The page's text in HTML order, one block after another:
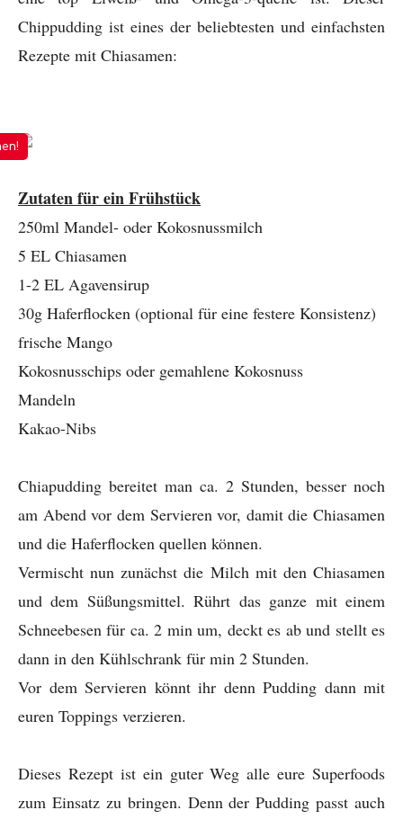
Chippudding ist eines der beliebtesten und einfachsten
Rezepte mit Chiasamen:
Zutaten für ein Frühstück
250ml Mandel- oder Kokosnussmilch
5 EL Chiasamen
1-2 EL Agavensirup
30g Haferflocken (optional für eine festere Konsistenz)
frische Mango
Kokosnusschips oder gemahlene Kokosnuss
Mandeln
Kakao-Nibs
Chiapudding bereitet man ca. 2 Stunden, besser noch
am Abend vor dem Servieren vor, damit die Chiasamen
und die Haferflocken quellen können.
Vermischt nun zunächst die Milch mit den Chiasamen
und dem Süßungsmittel. Rührt das ganze mit einem
Schneebesen für ca. 2 min um, deckt es ab und stellt es
dann in den Kühlschrank für min 2 Stunden.
Vor dem Servieren könnt ihr denn Pudding dann mit
euren Toppings verzieren.
Dieses Rezept ist ein guter Weg alle eure Superfoods
zum Einsatz zu bringen. Denn der Pudding passt auch